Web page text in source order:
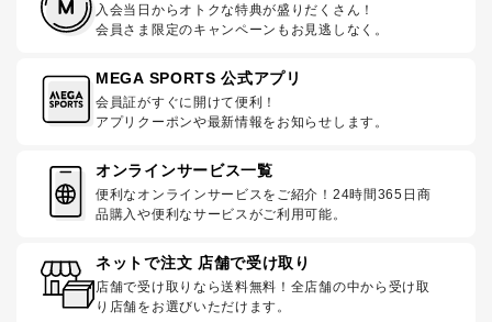
入会当日からオトクな特典が盛りだくさん！
会員さま限定のキャンペーンもお見逃しなく。
MEGA SPORTS 公式アプリ
会員証がすぐに開けて便利！
アプリクーポンや最新情報をお知らせします。
オンラインサービス一覧
便利なオンラインサービスをご紹介！24時間365日商
品購入や便利なサービスがご利用可能。
ネットで注文 店舗で受け取り
店舗で受け取りなら送料無料！全店舗の中から受け取
り店舗をお選びいただけます。